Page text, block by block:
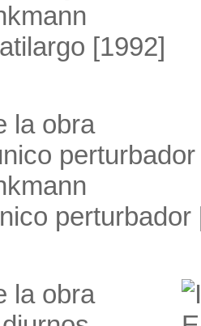
[1992]
perturbador